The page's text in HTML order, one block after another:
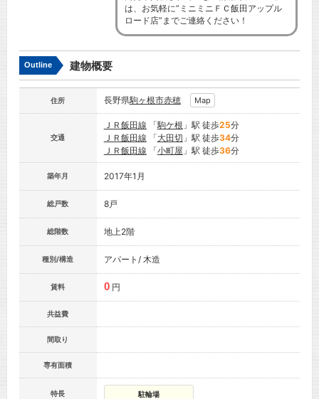
は、お気軽に”ミニミニＦＣ飯田アップル
ロード店”までご連絡ください！
Outline 建物概要
住所 長野県駒ヶ根市赤穂 Map
交通
ＪＲ飯田線 「駒ケ根 」駅 徒歩25分
ＪＲ飯田線 「大田切 」駅 徒歩34分
ＪＲ飯田線 「小町屋 」駅 徒歩36分
築年月 2017年1月
総戸数 8戸
総階数 地上2階
種別/構造 アパート/ 木造
賃料 0 円
共益費
間取り
専有面積
特長 駐輪場